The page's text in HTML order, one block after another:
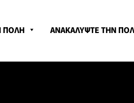
ΠΟΛΗ ΑΝΑΚΑΛΥΨΤΕ ΤΗΝ